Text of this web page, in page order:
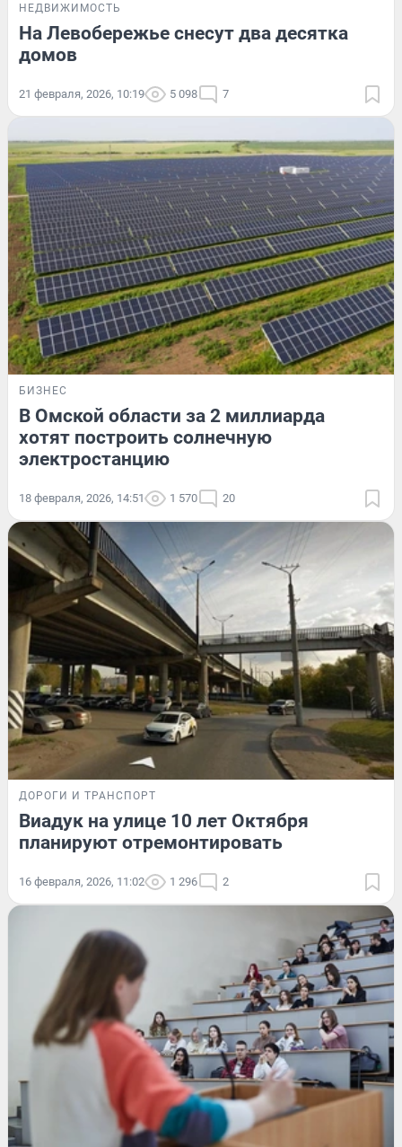
НЕДВИЖИМОСТЬ
На Левобережье снесут два десятка
домов
21 февраля, 2026, 10:19 5 098 7
БИЗНЕС
В Омской области за 2 миллиарда
хотят построить солнечную
электростанцию
18 февраля, 2026, 14:51 1 570 20
ДОРОГИ И ТРАНСПОРТ
Виадук на улице 10 лет Октября
планируют отремонтировать
16 февраля, 2026, 11:02 1 296 2